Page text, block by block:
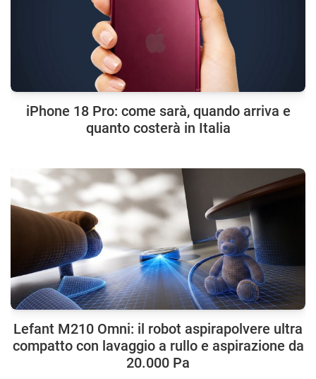
iPhone 18 Pro: come sarà, quando arriva e
quanto costerà in Italia
Lefant M210 Omni: il robot aspirapolvere ultra
compatto con lavaggio a rullo e aspirazione da
20.000 Pa